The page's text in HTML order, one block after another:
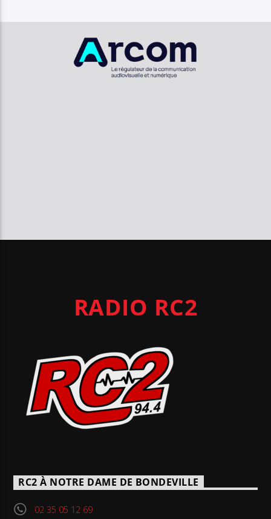
RADIO RC2
RC2 À NOTRE DAME DE BONDEVILLE
02 35 05 12 69